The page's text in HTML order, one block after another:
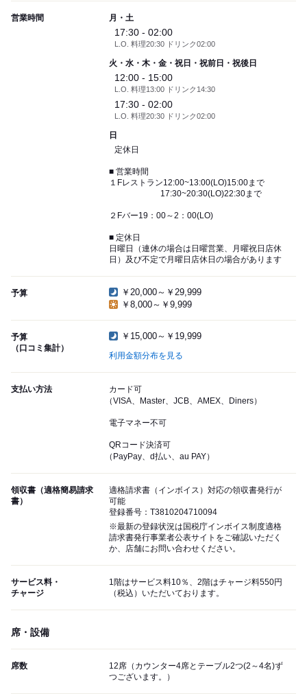
営業時間 月・土
17:30 - 02:00
L.O. 料理20:30 ドリンク02:00
火・水・木・金・祝日・祝前日・祝後日
12:00 - 15:00
L.O. 料理13:00 ドリンク14:30
17:30 - 02:00
L.O. 料理20:30 ドリンク02:00
日
定休日
■ 営業時間
１Fレストラン12:00~13:00(LO)15:00まで
17:30~20:30(LO)22:30まで
２Fバー19：00～2：00(LO)
■ 定休日
日曜日（連休の場合は日曜営業、月曜祝日店休
日）及び不定で月曜日店休日の場合があります
予算
￥20,000～￥29,999
￥8,000～￥9,999
予算
（口コミ集計）
￥15,000～￥19,999
利用金額分布を見る
支払い方法
カード可
（VISA、Master、JCB、AMEX、Diners）
電子マネー不可
QRコード決済可
（PayPay、d払い、au PAY）
領収書（適格簡易請求
書）
適格請求書（インボイス）対応の領収書発行が
可能
登録番号：T3810204710094
※最新の登録状況は国税庁インボイス制度適格
請求書発行事業者公表サイトをご確認いただく
か、店舗にお問い合わせください。
サービス料・
チャージ
1階はサービス料10％、2階はチャージ料550円
（税込）いただいております。
席・設備
席数
12席（カウンター4席とテーブル2つ(2～4名)ず
つございます。）